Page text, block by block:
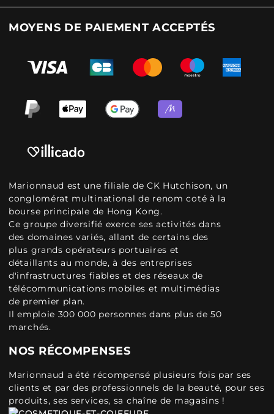
MOYENS DE PAIEMENT ACCEPTÉS
Marionnaud est une filiale de CK Hutchison, un
conglomérat multinational de renom coté à la
bourse principale de Hong Kong.
Ce groupe diversifié exerce ses activités dans
des domaines variés, allant de certains des
plus grands opérateurs portuaires et
détaillants au monde, à des entreprises
d'infrastructures fiables et des réseaux de
télécommunications mobiles et multimédias
de premier plan.
Il emploie 300 000 personnes dans plus de 50
marchés.
NOS RÉCOMPENSES
Marionnaud a été récompensé plusieurs fois par ses
clients et par des professionnels de la beauté, pour ses
produits, ses services, sa chaîne de magasins !